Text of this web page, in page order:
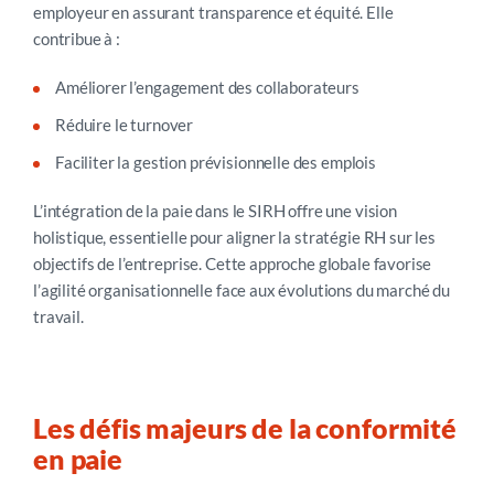
employeur en assurant transparence et équité. Elle
contribue à :
Améliorer l’engagement des collaborateurs
Réduire le turnover
Faciliter la gestion prévisionnelle des emplois
L’intégration de la paie dans le SIRH offre une vision
holistique, essentielle pour aligner la stratégie RH sur les
objectifs de l’entreprise. Cette approche globale favorise
l’agilité organisationnelle face aux évolutions du marché du
travail.
Les défis majeurs de la conformité
en paie